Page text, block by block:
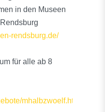
in den Museen
rendsburg.de/
für alle ab 8
mhalbzwoelf.html